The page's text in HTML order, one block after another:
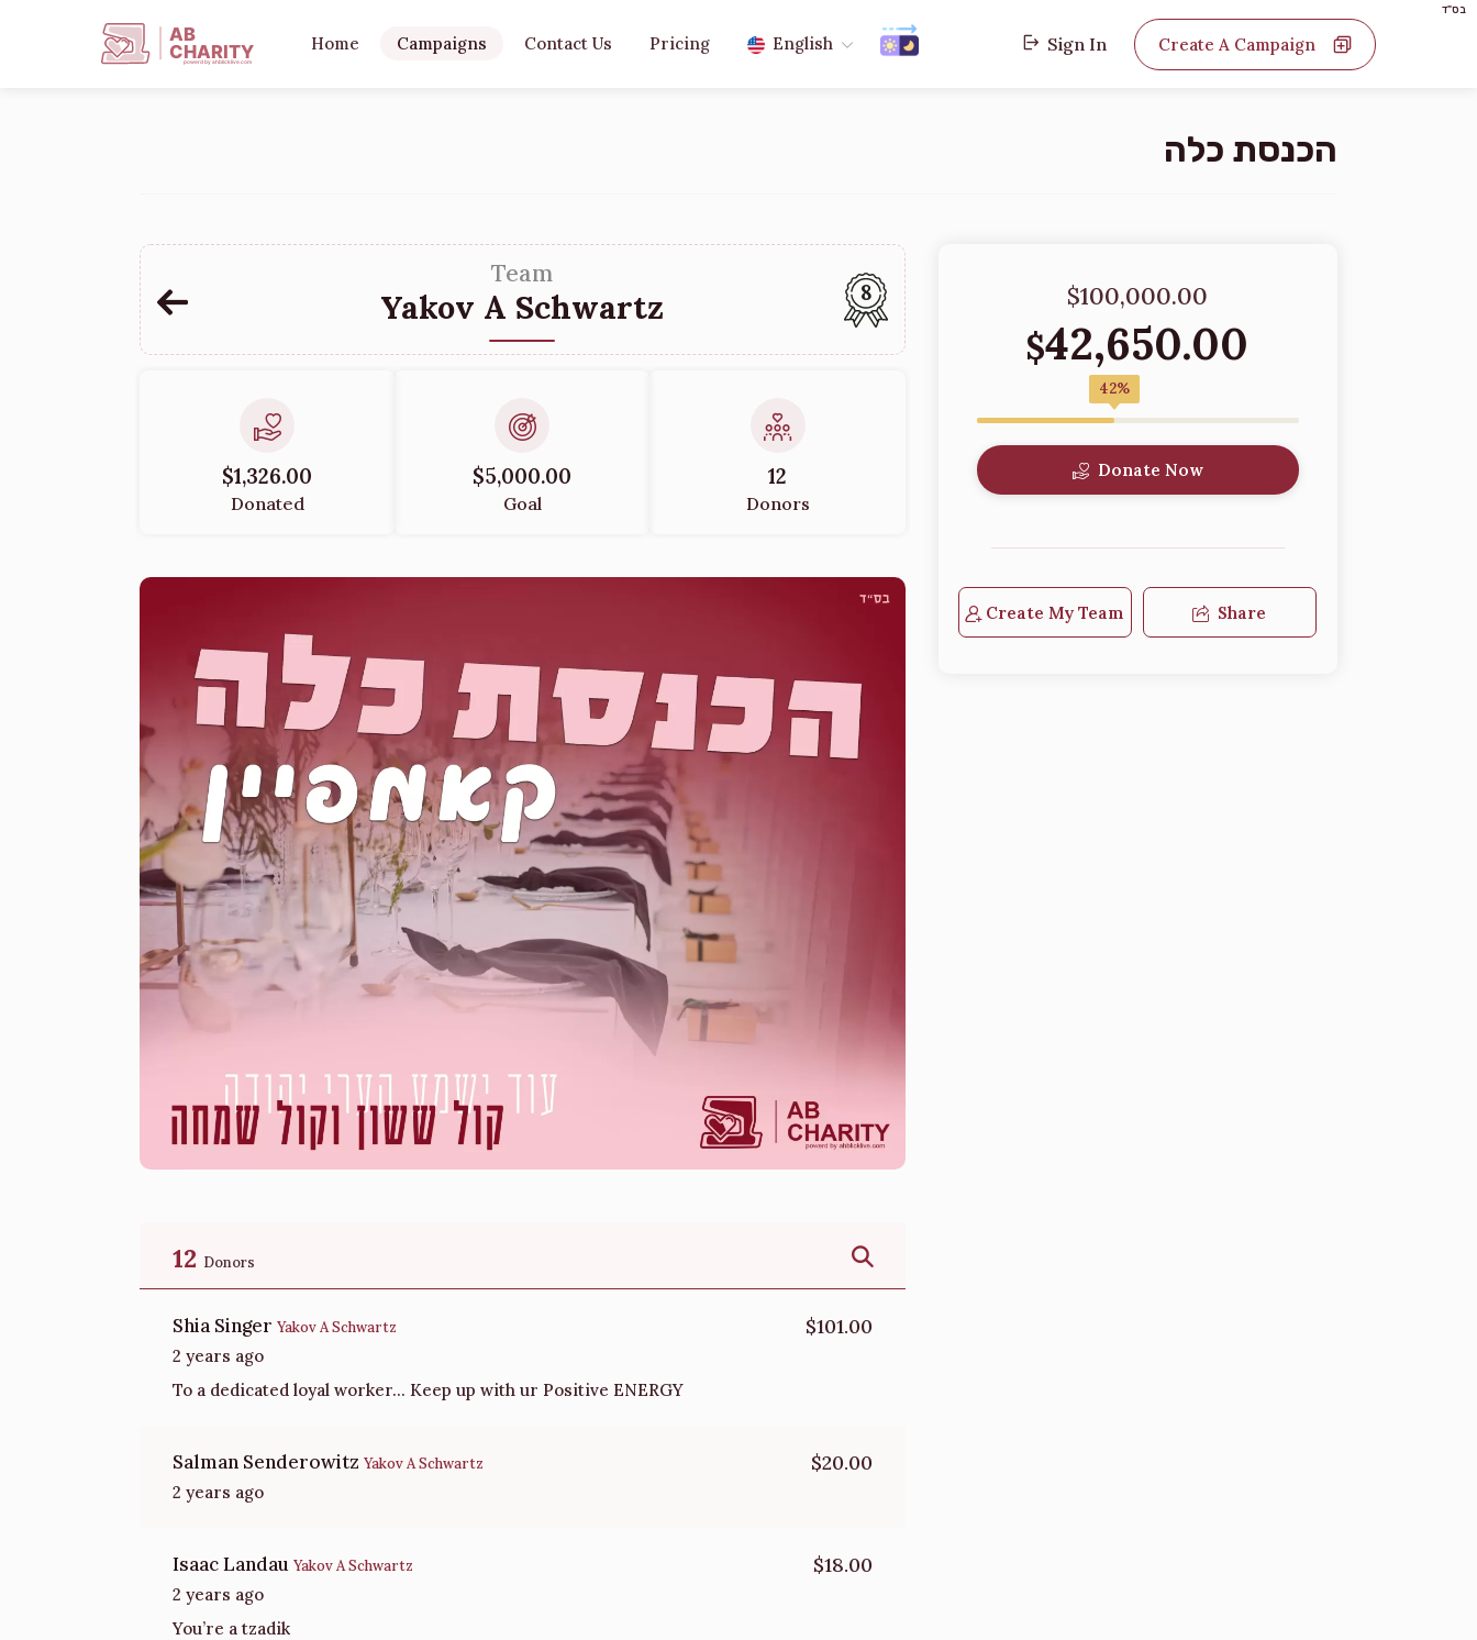
בס"ד
AB
CHARITY
powerd by ahblicklive.com
Home Campaigns Contact Us Pricing English Sign In Create A Campaign
הכנסת כלה
Team
Yakov A Schwartz 8
$1,326.00
Donated
$5,000.00
Goal
12
Donors
12 Donors
Shia Singer Yakov A Schwartz
2 years ago
$101.00
To a dedicated loyal worker... Keep up with ur Positive ENERGY
Salman Senderowitz Yakov A Schwartz
2 years ago
$20.00
Isaac Landau Yakov A Schwartz
2 years ago
$18.00
You’re a tzadik
$100,000.00
$42,650.00
42%
Donate Now
Create My Team Share